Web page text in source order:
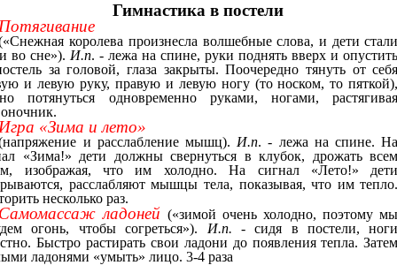
Гимнастика в постели
королева произнесла волшебные слова, и дети
во сне»). И.п. - лежа на спине, руки поднять вверх и
за головой, глаза закрыты. Поочередно тянуть от
и левую руку, правую и левую ногу (то носком, то
потянуться одновременно руками, ногами,
«Зима и лето»
и расслабление мышц). И.п. - лежа на спине.
«Зима!» дети должны свернуться в клубок, дрожать
изображая, что им холодно. На сигнал «Лето!»
расслабляют мышцы тела, показывая, что им
несколько раз.
ладоней («зимой очень холодно, поэтому
огонь, чтобы согреться»). И.п. - сидя в постели,
Быстро растирать свои ладони до появления тепла.
ладонями «умыть» лицо. 3-4 раза